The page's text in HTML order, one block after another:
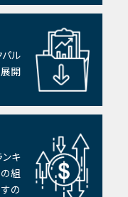
ル
開
キ
組
の